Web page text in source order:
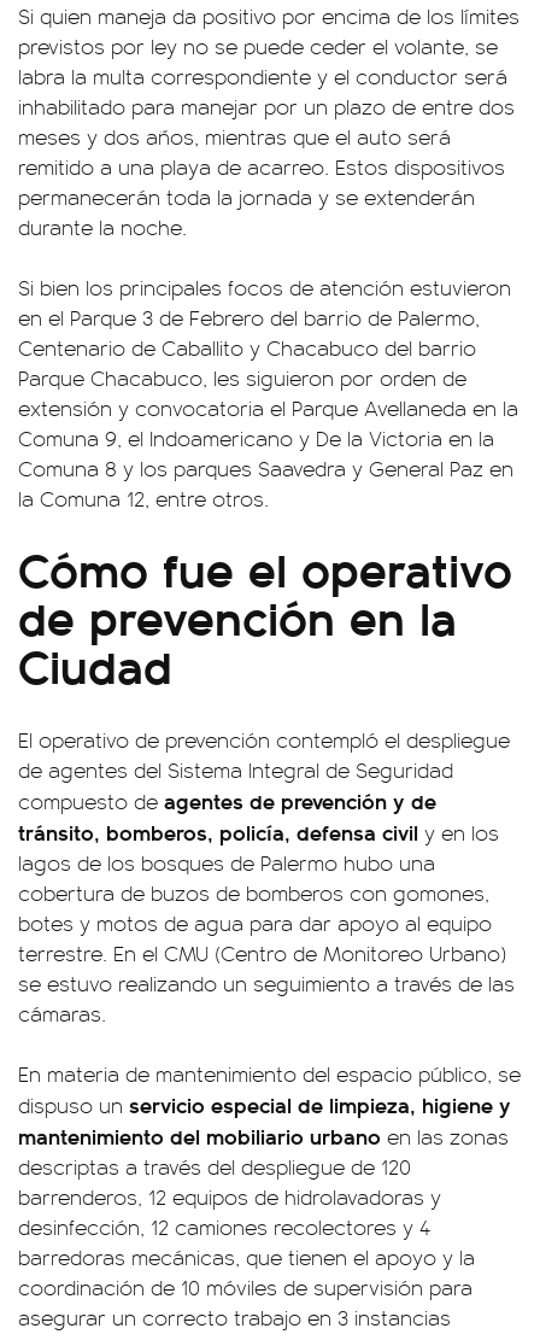
Si quien maneja da positivo por encima de los límites
previstos por ley no se puede ceder el volante, se
labra la multa correspondiente y el conductor será
inhabilitado para manejar por un plazo de entre dos
meses y dos años, mientras que el auto será
remitido a una playa de acarreo. Estos dispositivos
permanecerán toda la jornada y se extenderán
durante la noche.
Si bien los principales focos de atención estuvieron
en el Parque 3 de Febrero del barrio de Palermo,
Centenario de Caballito y Chacabuco del barrio
Parque Chacabuco, les siguieron por orden de
extensión y convocatoria el Parque Avellaneda en la
Comuna 9, el Indoamericano y De la Victoria en la
Comuna 8 y los parques Saavedra y General Paz en
la Comuna 12, entre otros.
Cómo fue el operativo
de prevención en la
Ciudad
El operativo de prevención contempló el despliegue
de agentes del Sistema Integral de Seguridad
compuesto de agentes de prevención y de
tránsito, bomberos, policía, defensa civil y en los
lagos de los bosques de Palermo hubo una
cobertura de buzos de bomberos con gomones,
botes y motos de agua para dar apoyo al equipo
terrestre. En el CMU (Centro de Monitoreo Urbano)
se estuvo realizando un seguimiento a través de las
cámaras.
En materia de mantenimiento del espacio público, se
dispuso un servicio especial de limpieza, higiene y
mantenimiento del mobiliario urbano en las zonas
descriptas a través del despliegue de 120
barrenderos, 12 equipos de hidrolavadoras y
desinfección, 12 camiones recolectores y 4
barredoras mecánicas, que tienen el apoyo y la
coordinación de 10 móviles de supervisión para
asegurar un correcto trabajo en 3 instancias